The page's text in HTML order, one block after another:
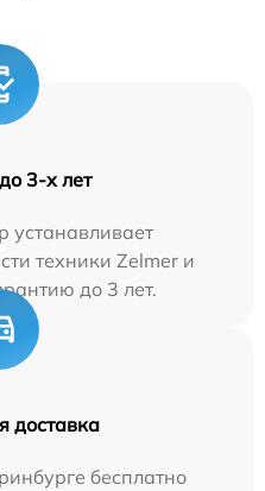
3-х лет
устанавливает
техники Zelmer и
до 3 лет.
доставка
бесплатно